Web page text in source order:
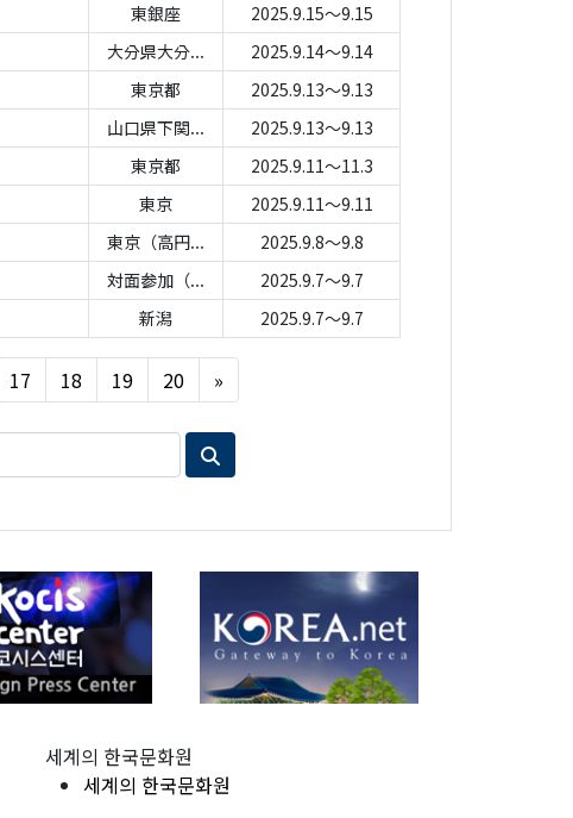
東銀座
2025.9.15～9.15
大分県大分...
2025.9.14～9.14
東京都
2025.9.13～9.13
山口県下関...
2025.9.13～9.13
東京都
2025.9.11～11.3
東京
2025.9.11～9.11
東京（高円...
2025.9.8～9.8
対面参加（...
2025.9.7～9.7
新潟 2025.9.7～9.7
17 18 19 20 »
세계의 한국문화원
세계의 한국문화원